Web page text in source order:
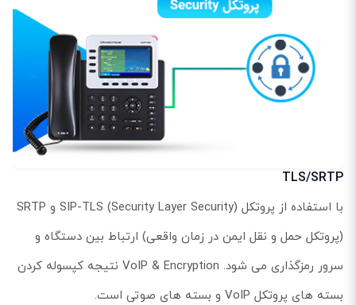
TLS/SRTP
با استفاده از پروتکل SIP-TLS (Security Layer Security) و SRTP
(پروتکل حمل و نقل ایمن در زمان واقعی) ارتباط بین دستگاه و
سرور رمزگذاری می شود. VoIP & Encryption نتیجه کپسوله کردن
بسته های پروتکل VoIP و بسته های صوتی است.